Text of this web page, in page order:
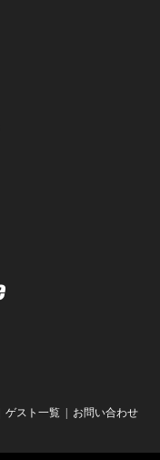
ゲスト一覧 お問い合わせ